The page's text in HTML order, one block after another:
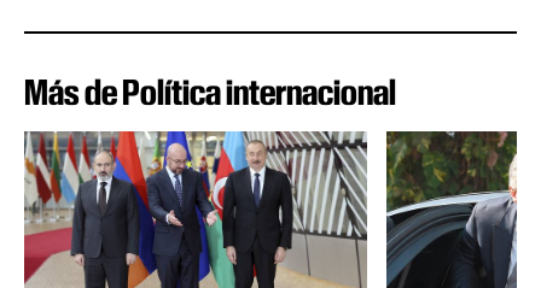
Más de Política internacional